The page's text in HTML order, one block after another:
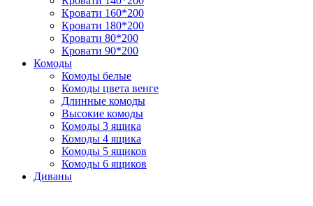
Кровати 160*200
Кровати 180*200
Кровати 80*200
Кровати 90*200
Комоды
Комоды белые
Комоды цвета венге
Длинные комоды
Высокие комоды
Комоды 3 ящика
Комоды 4 ящика
Комоды 5 ящиков
Комоды 6 ящиков
Диваны